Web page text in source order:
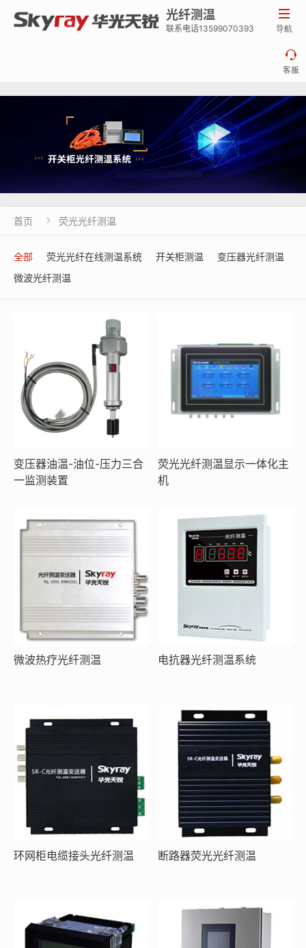
光纤测温
联系电话13599070393

导航

客服
首页  荧光光纤测温
全部 荧光光纤在线测温系统 开关柜测温
变压器光纤测温
微波光纤测温
变压器油温-油位-压力三合
一监测装置
荧光光纤测温显示一体化主
机
微波热疗光纤测温 电抗器光纤测温系统
环网柜电缆接头光纤测温 断路器荧光光纤测温